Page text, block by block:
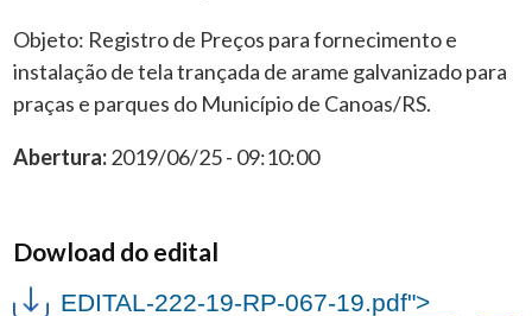
Objeto: Registro de Preços para fornecimento e
instalação de tela trançada de arame galvanizado para
praças e parques do Município de Canoas/RS.
Abertura:2019/06/25 - 09:10:00
Dowload do edital
EDITAL-222-19-RP-067-19.pdf">